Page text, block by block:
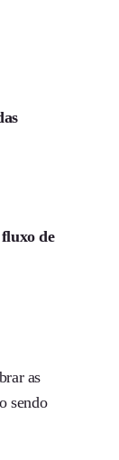
de
as
sendo